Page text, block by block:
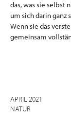
das, was sie selbst
um sich darin ganz
Wenn sie das
gemeinsam
APRIL 2021
NATUR